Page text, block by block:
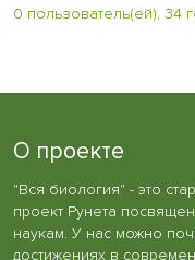
0 пользователь(ей), 34
О проекте
"Вся биология" - это
проект Рунета
наукам. У нас можно
достижениях в